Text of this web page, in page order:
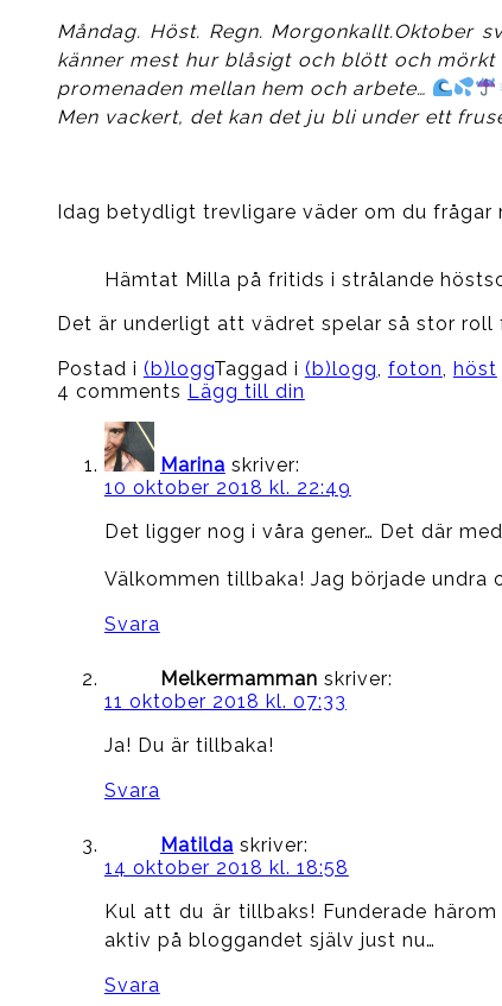
Måndag. Höst. Regn. Morgonkallt.Oktober
känner mest hur blåsigt och blött och
promenaden mellan hem och arbete…
Men vackert, det kan det ju bli under ett
Idag betydligt trevligare väder om du frågar
Hämtat Milla på fritids i strålande
Det är underligt att vädret spelar så stor roll
Postad i (b)loggTaggad i (b)logg, foton, höst
4 comments Lägg till din
Marina skriver:
10 oktober 2018 kl. 22:49
Det ligger nog i våra gener… Det där
Välkommen tillbaka! Jag började undra
Svara
Melkermamman skriver:
11 oktober 2018 kl. 07:33
Ja! Du är tillbaka!
Svara
Matilda skriver:
14 oktober 2018 kl. 18:58
Kul att du är tillbaks! Funderade
aktiv på bloggandet själv just nu…
Svara